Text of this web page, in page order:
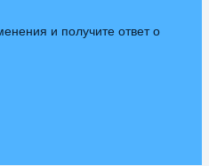
и получите ответ о